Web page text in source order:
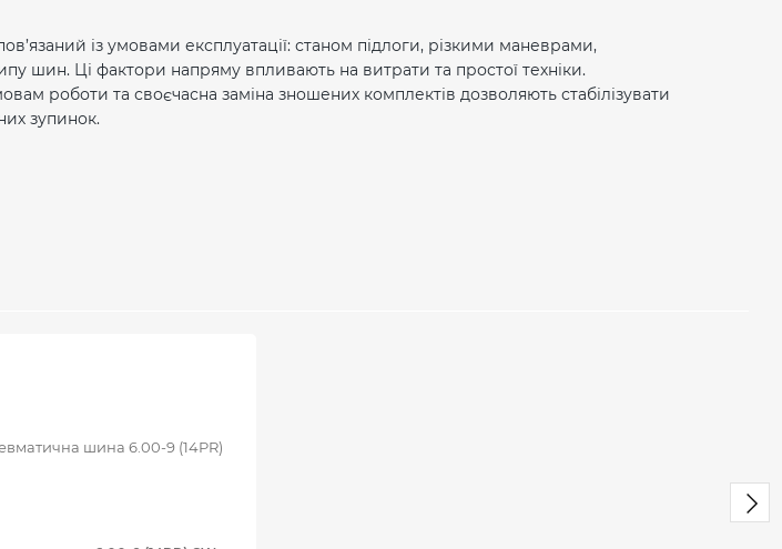
із умовами експлуатації: станом підлоги, різкими маневрами,
шин. Ці фактори напряму впливають на витрати та простої техніки.
роботи та своєчасна заміна зношених комплектів дозволяють стабілізувати
зупинок.